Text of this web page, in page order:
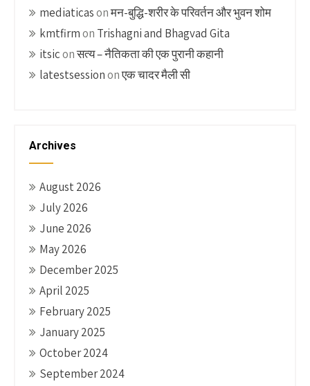
mediaticasonमन-बुद्धि-शरीर के परिवर्तन और भुवन शोम
kmtfirmon Trishagni and Bhagvad Gita
itsiconसत्य – नैतिकता की एक पुरानी कहानी
latestsessiononएक चादर मैली सी
Archives
August 2026
July 2026
June 2026
May 2026
December 2025
April 2025
February 2025
January 2025
October 2024
September 2024